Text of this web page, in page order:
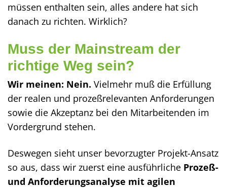
müssen enthalten sein, alles andere hat sich
danach zu richten. Wirklich?
Muss der Mainstream der
richtige Weg sein?
Wir meinen: Nein. Vielmehr muß die Erfüllung
der realen und prozeßrelevanten Anforderungen
sowie die Akzeptanz bei den Mitarbeitenden im
Vordergrund stehen.
Deswegen sieht unser bevorzugter Projekt-Ansatz
so aus, dass wir zuerst eine ausführliche Prozeß-
und Anforderungsanalyse mit agilen